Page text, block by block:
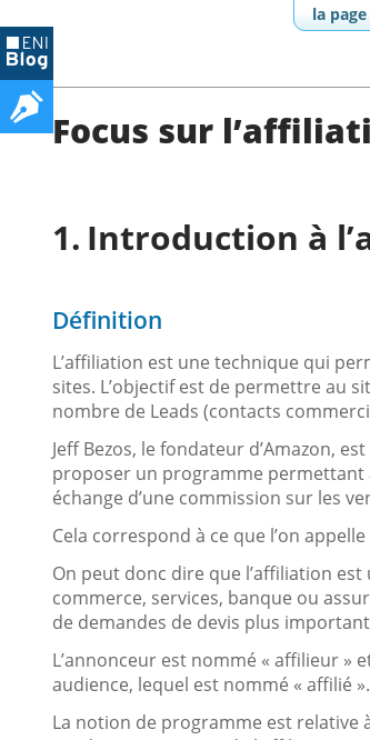
la
Focus sur
Introduction à
Définition
L’affiliation est une technique qui
sites. L’objectif est de permettre au
nombre de Leads (contacts
Jeff Bezos, le fondateur d’Amazon,
proposer un programme permettant
échange d’une commission sur les
Cela correspond à ce que l’on
On peut donc dire que l’affiliation
commerce, services, banque ou
de demandes de devis plus
L’annonceur est nommé « affilieur
audience, lequel est nommé « affilié ».
La notion de programme est relative